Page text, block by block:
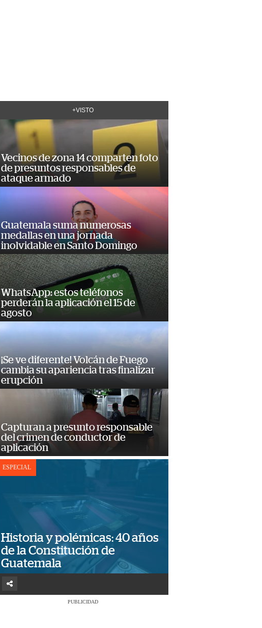
+VISTO
Vecinos de zona 14 comparten foto
de presuntos responsables de
ataque armado
Guatemala suma numerosas
medallas en una jornada
inolvidable en Santo Domingo
WhatsApp: estos teléfonos
perderán la aplicación el 15 de
agosto
¡Se ve diferente! Volcán de Fuego
cambia su apariencia tras finalizar
erupción
Capturan a presunto responsable
del crimen de conductor de
aplicación
ESPECIAL
Historia y polémicas: 40 años
de la Constitución de
Guatemala
PUBLICIDAD